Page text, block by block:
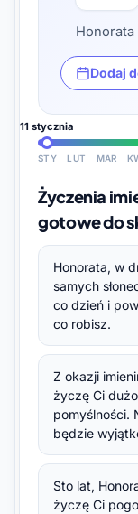
Dodaj
11 stycznia
STY LUT MAR
Życzenia
gotowe do
Honorata, w
samych
co dzień i
co robisz.
Z okazji
życzę Ci
pomyślności.
będzie
Sto lat,
życzę Ci